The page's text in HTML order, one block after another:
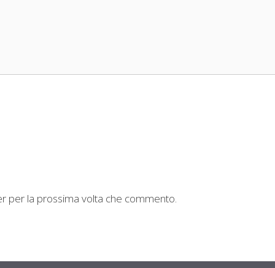
per la prossima volta che commento.